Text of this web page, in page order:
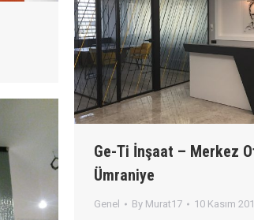
Ge-Ti İnşaat – Merkez
Ümraniye
Genel By Murat17 10 Kasım